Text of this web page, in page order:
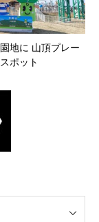
地に 山頂プレー
ポット